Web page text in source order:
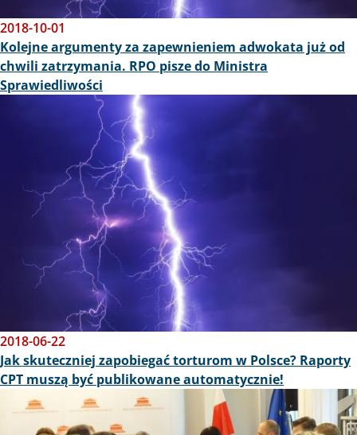
2018-10-01
Kolejne argumenty za zapewnieniem adwokata już od
chwili zatrzymania. RPO pisze do Ministra
Sprawiedliwości
2018-06-22
Jak skuteczniej zapobiegać torturom w Polsce? Raporty
CPT muszą być publikowane automatycznie!
Obraz